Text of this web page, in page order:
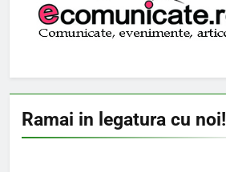
Ramai in legatura cu noi!